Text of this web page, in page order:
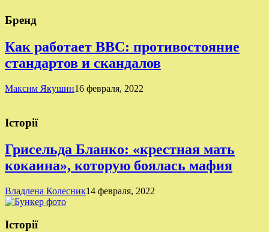
Бренд
Как работает BBC: противостояние
стандартов и скандалов
Максим Якушин16 февраля, 2022
Історії
Грисельда Бланко: «крестная мать
кокаина», которую боялась мафия
Владлена Колесник14 февраля, 2022
Історії